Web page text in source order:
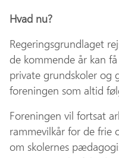
Hvad nu?
Regeringsgrundlaget
de kommende år kan
private grundskoler og
foreningen som altid
Foreningen vil fortsat
rammevilkår for de frie
om skolernes